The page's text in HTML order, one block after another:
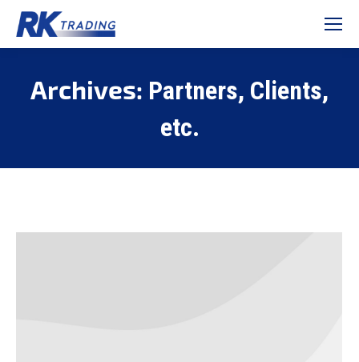
Archives: Partners, Clients,
etc.